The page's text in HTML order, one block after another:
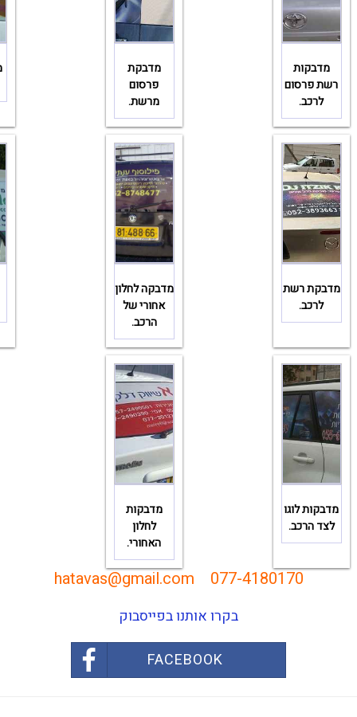
מדבקות
רשת פרסום
לרכב.
מדבקת
פרסום
מרשת.
מדבקת רשת
לרכב.
מדבקה לחלון
אחורי של
הרכב.
מדבקות לוגו
לצד הרכב.
מדבקות
לחלון
האחורי.
077-4180170
hatavas@gmail.com
בקרו אותנו בפייסבוק
FACEBOOK